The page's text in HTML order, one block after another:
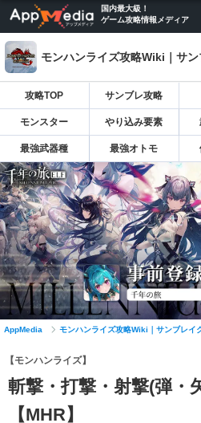
国内最大級！
ゲーム攻略情報メディア
モンハンライズ攻略Wiki｜サ
攻略TOP サンブレ攻略
モンスター やり込み要素
最強武器種 最強オトモ
AppMedia モンハンライズ攻略Wiki｜サンブレイ
【モンハンライズ】
斬撃・打撃・射撃(弾・
【MHR】